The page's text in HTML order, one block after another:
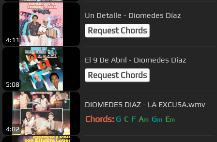
4:11
Un Detalle - Diomedes Díaz
Request Chords
5:08
El 9 De Abril - Diomedes Díaz
Request Chords
4:02
DIOMEDES DIAZ - LA EXCUSA.wmv
Chords: G C F Am Gm Em